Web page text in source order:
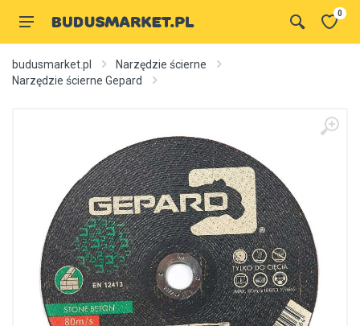
0
budusmarket.pl
Narzędzie ścierne
Narzędzie ścierne Gepard